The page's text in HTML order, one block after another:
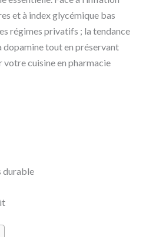
et à index glycémique bas
régimes privatifs ; la tendance
dopamine tout en préservant
cuisine en pharmacie
durable